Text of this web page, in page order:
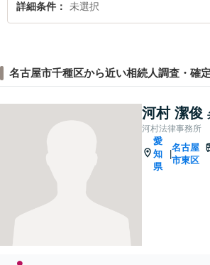
詳細条件 未選択
名古屋市千種区から近い相続人調査・確
河村 潔俊
河村法律事務所
愛
知
県
名古屋
市東区